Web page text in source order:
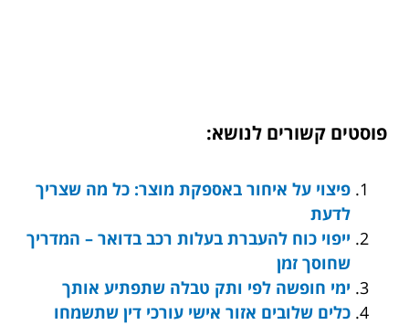
פוסטים קשורים לנושא:
פיצוי על איחור באספקת מוצר: כל מה שצריך
לדעת
ייפוי כוח להעברת בעלות רכב בדואר – המדריך
שחוסך זמן
ימי חופשה לפי ותק טבלה שתפתיע אותך
כלים שלובים אזור אישי עורכי דין שתשמחו